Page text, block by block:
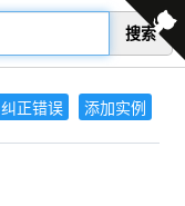
搜索
纠正错误 添加实例